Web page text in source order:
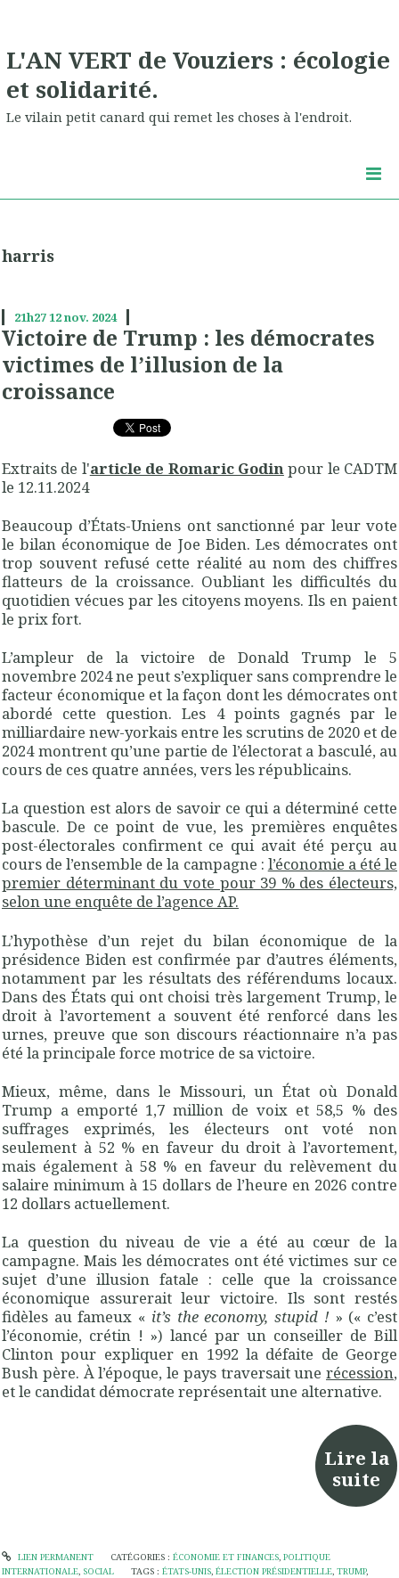
L'AN VERT de Vouziers : écologie
et solidarité.
Le vilain petit canard qui remet les choses à l'endroit.
harris
21h2712nov. 2024
Victoire de Trump : les démocrates
victimes de l’illusion de la
croissance
Extraits de l'article de Romaric Godin pour le CADTM
le 12.11.2024
Beaucoup d’États-Uniens ont sanctionné par leur vote
le bilan économique de Joe Biden. Les démocrates ont
trop souvent refusé cette réalité au nom des chiffres
flatteurs de la croissance. Oubliant les difficultés du
quotidien vécues par les citoyens moyens. Ils en paient
le prix fort.
L’ampleur de la victoire de Donald Trump le 5
novembre 2024 ne peut s’expliquer sans comprendre le
facteur économique et la façon dont les démocrates ont
abordé cette question. Les 4 points gagnés par le
milliardaire new-yorkais entre les scrutins de 2020 et de
2024 montrent qu’une partie de l’électorat a basculé, au
cours de ces quatre années, vers les républicains.
La question est alors de savoir ce qui a déterminé cette
bascule. De ce point de vue, les premières enquêtes
post-électorales confirment ce qui avait été perçu au
cours de l’ensemble de la campagne : l’économie a été le
premier déterminant du vote pour 39 % des électeurs,
selon une enquête de l’agence AP.
L’hypothèse d’un rejet du bilan économique de la
présidence Biden est confirmée par d’autres éléments,
notamment par les résultats des référendums locaux.
Dans des États qui ont choisi très largement Trump, le
droit à l’avortement a souvent été renforcé dans les
urnes, preuve que son discours réactionnaire n’a pas
été la principale force motrice de sa victoire.
Mieux, même, dans le Missouri, un État où Donald
Trump a emporté 1,7 million de voix et 58,5 % des
suffrages exprimés, les électeurs ont voté non
seulement à 52 % en faveur du droit à l’avortement,
mais également à 58 % en faveur du relèvement du
salaire minimum à 15 dollars de l’heure en 2026 contre
12 dollars actuellement.
La question du niveau de vie a été au cœur de la
campagne. Mais les démocrates ont été victimes sur ce
sujet d’une illusion fatale : celle que la croissance
économique assurerait leur victoire. Ils sont restés
fidèles au fameux « it’s the economy, stupid !» (« c’est
l’économie, crétin ! ») lancé par un conseiller de Bill
Clinton pour expliquer en 1992 la défaite de George
Bush père. À l’époque, le pays traversait une récession,
et le candidat démocrate représentait une alternative.
Lire la
suite
LIEN PERMANENT CATÉGORIES : ÉCONOMIE ET FINANCES, POLITIQUE
INTERNATIONALE SOCIAL TAGS :ÉTATS-UNIS ,ÉLECTION PRÉSIDENTIELLE ,TRUMP,